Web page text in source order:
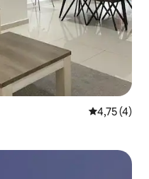
Vidutinis
4,75 (4)